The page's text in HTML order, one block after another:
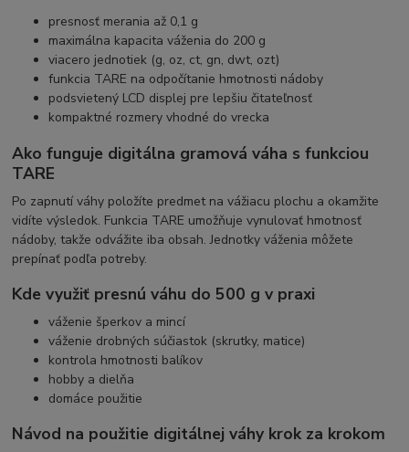
presnosť merania až 0,1 g
maximálna kapacita váženia do 200 g
viacero jednotiek (g, oz, ct, gn, dwt, ozt)
funkcia TARE na odpočítanie hmotnosti nádoby
podsvietený LCD displej pre lepšiu čitateľnosť
kompaktné rozmery vhodné do vrecka
Ako funguje digitálna gramová váha s funkciou
TARE
Po zapnutí váhy položíte predmet na vážiacu plochu a okamžite
vidíte výsledok. Funkcia TARE umožňuje vynulovať hmotnosť
nádoby, takže odvážite iba obsah. Jednotky váženia môžete
prepínať podľa potreby.
Kde využiť presnú váhu do 500 g v praxi
váženie šperkov a mincí
váženie drobných súčiastok (skrutky, matice)
kontrola hmotnosti balíkov
hobby a dielňa
domáce použitie
Návod na použitie digitálnej váhy krok za krokom